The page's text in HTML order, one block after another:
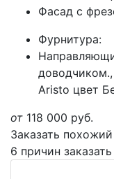
Фасад с
Фурнитура:
Aristo цвет
от 118 000 руб.
Заказать похожий
6 причин